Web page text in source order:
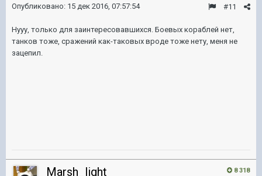
#11
Опубликовано: 15 дек 2016, 07:57:54
Нууу, только для заинтересовавшихся. Боевых кораблей нет,
танков тоже, сражений как-таковых вроде тоже нету, меня не
зацепил.
8 318
Marsh_light